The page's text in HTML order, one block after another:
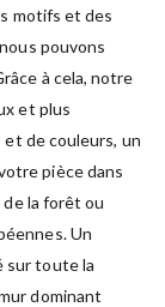
motifs et des
pouvons
à cela, notre
et plus
et de couleurs, un
pièce dans
de la forêt ou
Un
sur toute la
dominant